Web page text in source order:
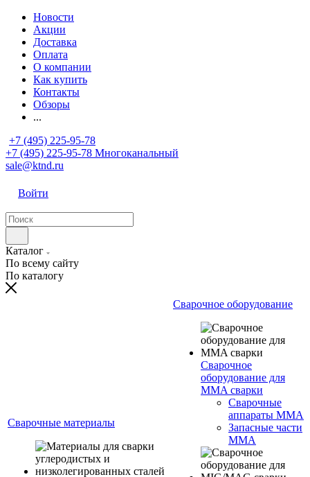
Новости
Акции
Доставка
Оплата
О компании
Как купить
Контакты
Обзоры
...
+7 (495) 225-95-78
+7 (495) 225-95-78 Многоканальный
sale@ktnd.ru
Войти
Каталог
По всему сайту
По каталогу
Сварочные материалы
Сварочное оборудование
Сварочное
оборудование для
MMA сварки
Сварочные
аппараты MMA
Запасные части
MMA